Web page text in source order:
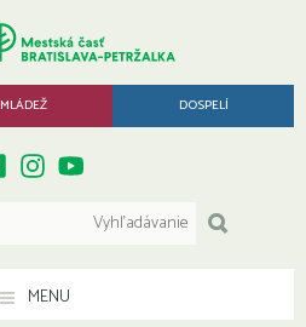
MLÁDEŽ DOSPELÍ
MENU